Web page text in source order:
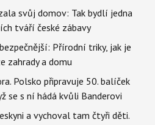
svůj domov: Tak bydlí jedna
tváří české zábavy
Přírodní triky, jak je
zahrady a domu
Polsko připravuje 50. balíček
se s ní hádá kvůli Banderovi
a vychoval tam čtyři děti.